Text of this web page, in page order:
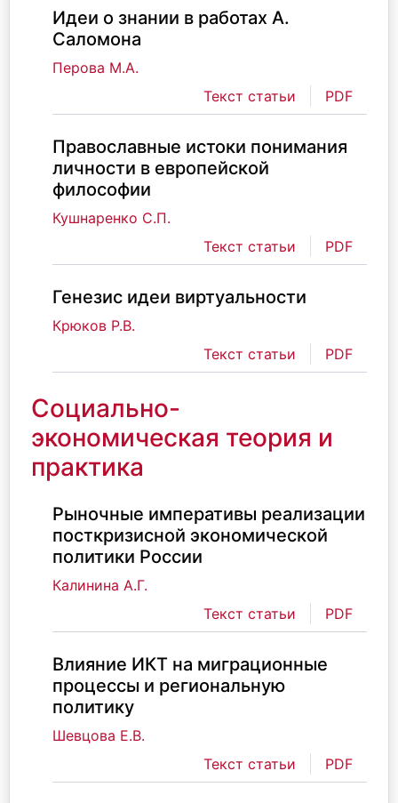
Идеи о знании в работах А.
Саломона
Перова М.А.
Текст статьи
PDF
Православные истоки понимания
личности в европейской
философии
Кушнаренко С.П.
Текст статьи
PDF
Генезис идеи виртуальности
Крюков Р.В.
Текст статьи
PDF
Социально-
экономическая теория и
практика
Рыночные императивы реализации
посткризисной экономической
политики России
Калинина А.Г.
Текст статьи
PDF
Влияние ИКТ на миграционные
процессы и региональную
политику
Шевцова Е.В.
Текст статьи
PDF